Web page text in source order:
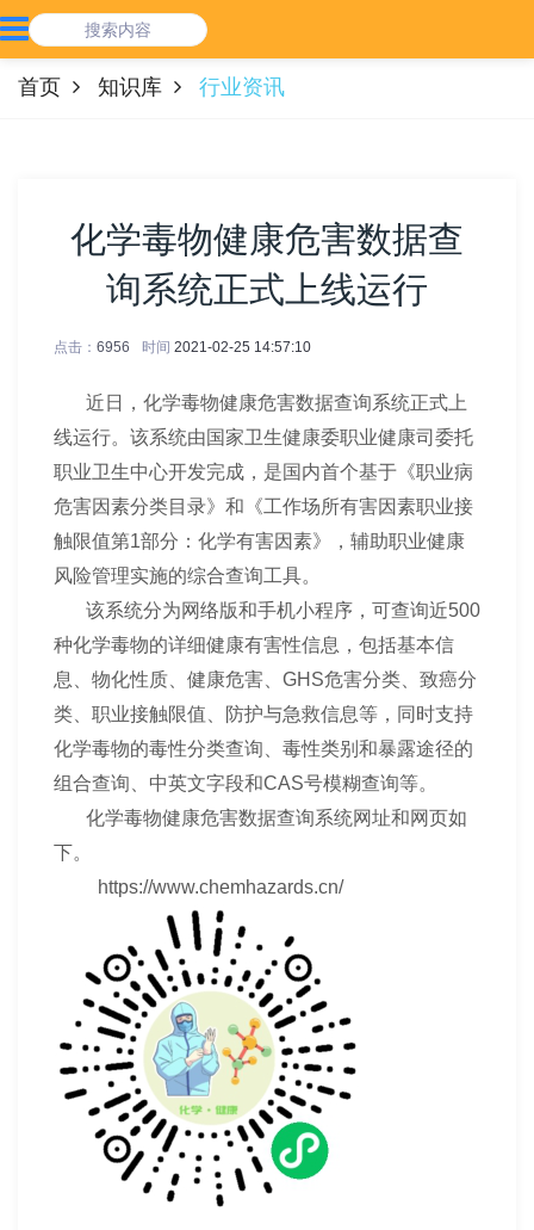
首页 知识库 行业资讯
化学毒物健康危害数据查
询系统正式上线运行
点击： 6956 时间 2021-02-25 14:57:10
近日，化学毒物健康危害数据查询系统正式上
线运行。该系统由国家卫生健康委职业健康司委托
职业卫生中心开发完成，是国内首个基于《职业病
危害因素分类目录》和《工作场所有害因素职业接
触限值第1部分：化学有害因素》，辅助职业健康
风险管理实施的综合查询工具。
该系统分为网络版和手机小程序，可查询近500
种化学毒物的详细健康有害性信息，包括基本信
息、物化性质、健康危害、GHS危害分类、致癌分
类、职业接触限值、防护与急救信息等，同时支持
化学毒物的毒性分类查询、毒性类别和暴露途径的
组合查询、中英文字段和CAS号模糊查询等。
化学毒物健康危害数据查询系统网址和网页如
下。
https://www.chemhazards.cn/